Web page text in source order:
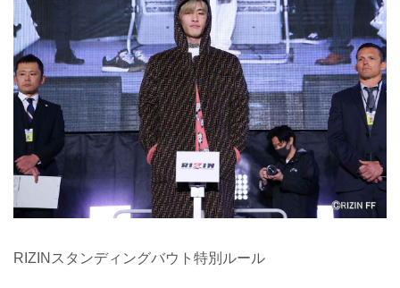
RIZINスタンディングバウト特別ルール